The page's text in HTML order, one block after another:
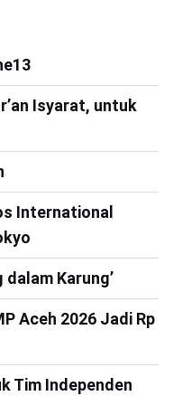
Isyarat, untuk
International
dalam Karung’
Aceh 2026 Jadi Rp
Tim Independen